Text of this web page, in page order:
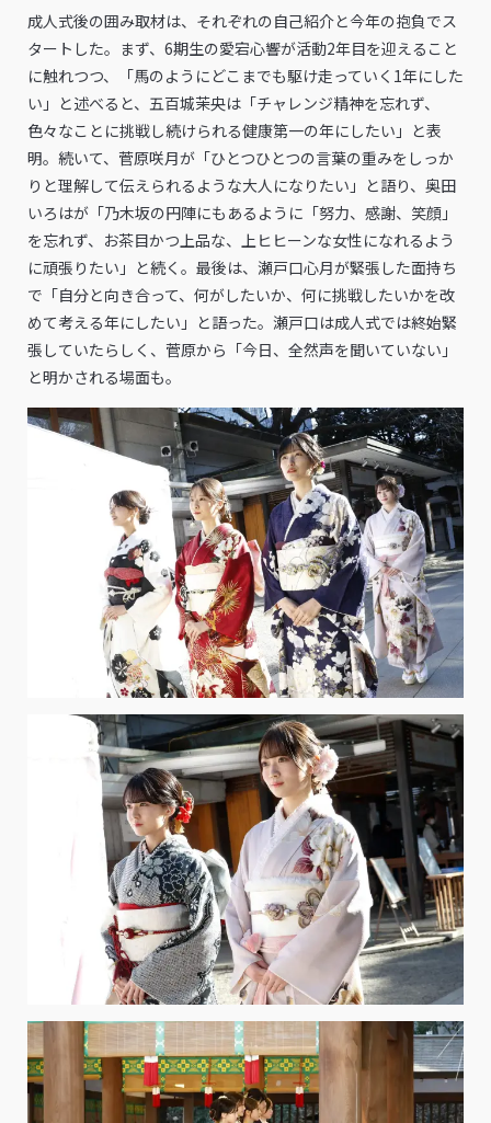
成人式後の囲み取材は、それぞれの自己紹介と今年の抱負でス
タートした。まず、6期生の愛宕心響が活動2年目を迎えること
に触れつつ、「馬のようにどこまでも駆け走っていく1年にした
い」と述べると、五百城茉央は「チャレンジ精神を忘れず、
色々なことに挑戦し続けられる健康第一の年にしたい」と表
明。続いて、菅原咲月が「ひとつひとつの言葉の重みをしっか
りと理解して伝えられるような大人になりたい」と語り、奥田
いろはが「乃木坂の円陣にもあるように「努力、感謝、笑顔」
を忘れず、お茶目かつ上品な、上ヒヒーンな女性になれるよう
に頑張りたい」と続く。最後は、瀬戸口心月が緊張した面持ち
で「自分と向き合って、何がしたいか、何に挑戦したいかを改
めて考える年にしたい」と語った。瀬戸口は成人式では終始緊
張していたらしく、菅原から「今日、全然声を聞いていない」
と明かされる場面も。